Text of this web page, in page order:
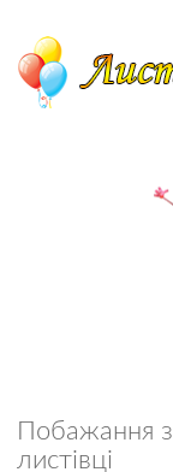
Побажання
листівці